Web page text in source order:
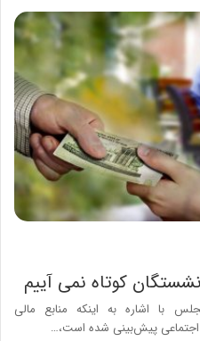
کوتاه نمی آییم
با اشاره به اینکه منابع مالی
پیش‌بینی شده است،…